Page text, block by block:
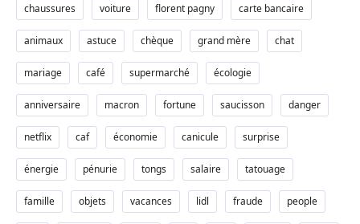
chaussures voiture florent pagny carte bancaire
animaux astuce chèque grand mère chat
mariage café supermarché écologie
anniversaire macron fortune saucisson danger
netflix caf économie canicule surprise
énergie pénurie tongs salaire tatouage
famille objets vacances lidl fraude people